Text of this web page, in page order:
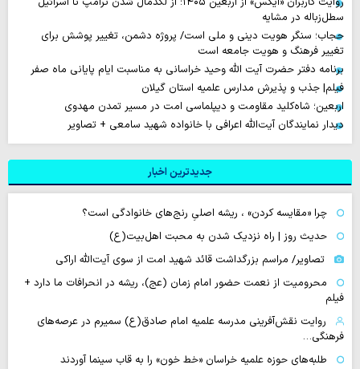
سطل‌زباله‌ در مشایه
حجاب؛ سنگر هویت دینی و ملی است/ پروژه دشمن، تغییر پوشش برای
تغییر فرهنگ و هویت جامعه است
برنامه دفتر حضرت آیت الله وحید خراسانی به مناسبت ایام پایانی ماه صفر
فیلم| جذب و پذیرش مدارس علمیه استان گیلان
اربعین؛ شاه‌کلید مقاومت و دیپلماسی امت در مسیر تمدن مهدوی
دیدار نمایندگان آیت‌الله اعرافی با خانواده شهید سامعی + تصاویر
جدیدترین اخبار
چرا «مقایسه کردن» ، ریشه اصلیِ رنج‌های خانوادگی است؟
حدیث روز | راه نزدیک شدن به محبت اهل‌بیت(ع)
تصاویر/ مراسم بزرگداشت قائد شهید امت از سوی آیت‌الله اراکی
محرومیت از نعمت حضور امام زمان (عج)، ریشه در انحرافات ما دارد +
فیلم
روایت نقش‌آفرینی مدرسه علمیه امام صادق(ع) سمیرم در عرصه‌های
فرهنگی…
طلبه‌های حوزه علمیه خراسان «خط خون» را به قاب سینما آوردند